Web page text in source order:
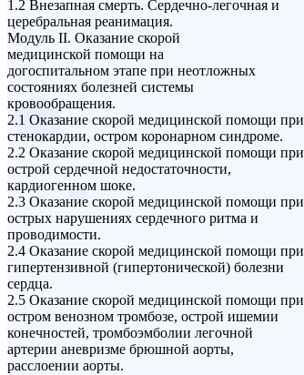
1.2 Внезапная смерть. Сердечно-легочная и
церебральная реанимация.
Модуль II. Оказание скорой
медицинской помощи на
догоспитальном этапе при неотложных
состояниях болезней системы
кровообращения.
2.1 Оказание скорой медицинской помощи при
стенокардии, остром коронарном синдроме.
2.2 Оказание скорой медицинской помощи при
острой сердечной недостаточности,
кардиогенном шоке.
2.3 Оказание скорой медицинской помощи при
острых нарушениях сердечного ритма и
проводимости.
2.4 Оказание скорой медицинской помощи при
гипертензивной (гипертонической) болезни
сердца.
2.5 Оказание скорой медицинской помощи при
остром венозном тромбозе, острой ишемии
конечностей, тромбоэмболии легочной
артерии аневризме брюшной аорты,
расслоении аорты.